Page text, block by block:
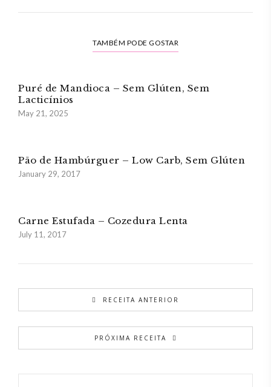
TAMBÉM PODE GOSTAR
Puré de Mandioca – Sem Glúten, Sem
Lacticínios
May 21, 2025
Pão de Hambúrguer – Low Carb, Sem Glúten
January 29, 2017
Carne Estufada – Cozedura Lenta
July 11, 2017
RECEITA ANTERIOR
PRÓXIMA RECEITA